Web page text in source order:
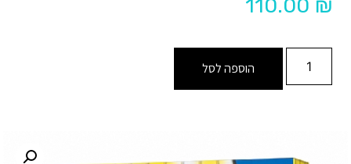
110.00 ₪
הוספה לסל